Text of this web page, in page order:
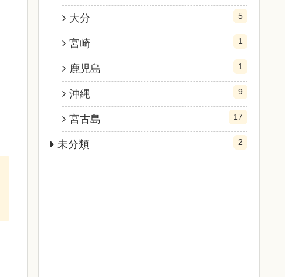
大分 5
宮崎 1
鹿児島 1
沖縄 9
宮古島 17
未分類 2